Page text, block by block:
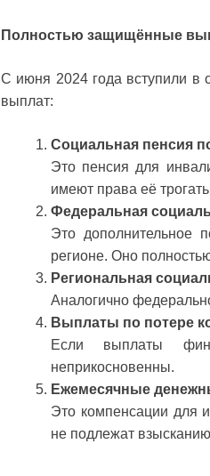
Полностью защищённые
С июня 2024 года вступили в
выплат:
Социальная пенсия
Это пенсия для
имеют права её
Федеральная
Это дополнительное
регионе. Оно
Региональная
Аналогично
Выплаты по потере
Если выплаты
неприкосновенны.
Ежемесячные
Это компенсации для
не подлежат